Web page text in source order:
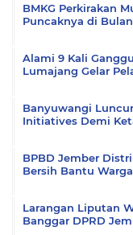
BMKG Perkirakan
Puncaknya di
Alami 9 Kali
Lumajang Gelar
Banyuwangi
Initiatives Demi
BPBD Jember
Bersih Bantu
Larangan Liputan
Banggar DPRD